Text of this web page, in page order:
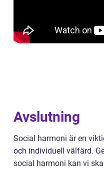
Avslutning
Social harmoni är en
och individuell välfärd.
social harmoni kan vi